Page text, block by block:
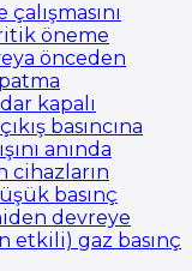
öneme
önceden
kapalı
basıncına
anında
cihazların
basınç
devreye
etkili) gaz basınç